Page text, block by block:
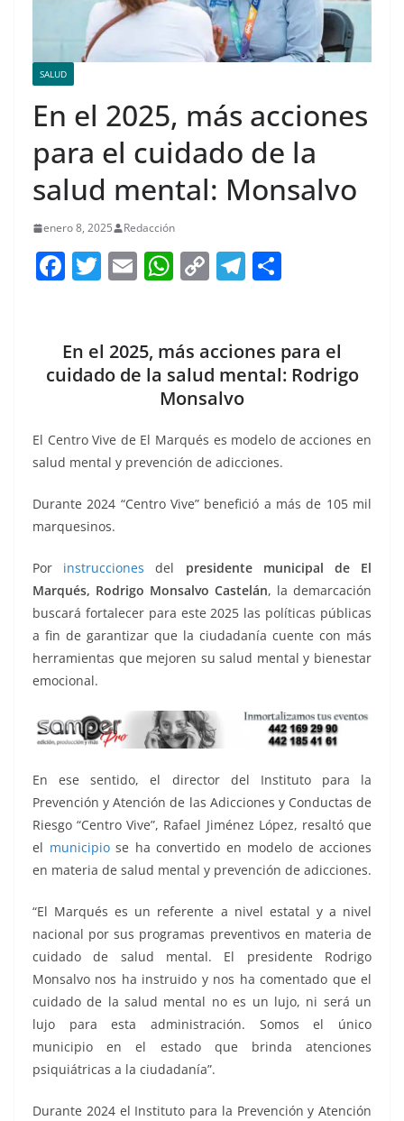
SALUD
En el 2025, más acciones
para el cuidado de la
salud mental: Monsalvo
enero 8, 2025 Redacción
F
e
b
o
k
T
er
E
l
W
s
A
p
p
C
y
Li
n
k
T
gr
a
e
En el 2025, más acciones para el
cuidado de la salud mental: Rodrigo
Monsalvo
⁠El Centro Vive de El Marqués es modelo de acciones en
salud mental y prevención de adicciones.
⁠Durante 2024 “Centro Vive” benefició a más de 105 mil
marquesinos.
Por instrucciones del presidente municipal de El
Marqués, Rodrigo Monsalvo Castelán, la demarcación
buscará fortalecer para este 2025 las políticas públicas
a fin de garantizar que la ciudadanía cuente con más
herramientas que mejoren su salud mental y bienestar
emocional.
En ese sentido, el director del Instituto para la
Prevención y Atención de las Adicciones y Conductas de
Riesgo “Centro Vive”, Rafael Jiménez López, resaltó que
el municipio se ha convertido en modelo de acciones
en materia de salud mental y prevención de adicciones.
“El Marqués es un referente a nivel estatal y a nivel
nacional por sus programas preventivos en materia de
cuidado de salud mental. El presidente Rodrigo
Monsalvo nos ha instruido y nos ha comentado que el
cuidado de la salud mental no es un lujo, ni será un
lujo para esta administración. Somos el único
municipio en el estado que brinda atenciones
psiquiátricas a la ciudadanía”.
Durante 2024 el Instituto para la Prevención y Atención